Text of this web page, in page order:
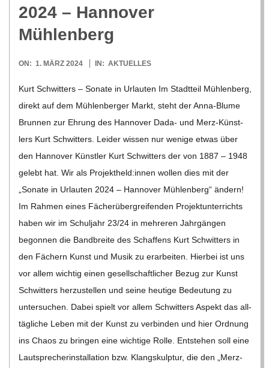
S
C
H
U
L
E
2024 – Han­no­ver
Mühlenberg
2024-
ON: 1. MÄRZ 2024 IN: AKTUELLES
Kurt Schwit­ters – Sonate in Urlau­ten Im Stadt­teil Müh­len­berg,
direkt auf dem Müh­len­ber­ger Markt, steht der Anna-Blume
Brun­nen zur Ehrung des Han­no­ver Dada- und Merz-Küns­t­­
lers Kurt Schwit­ters. Lei­der wis­sen nur wenige etwas über
den Han­no­ver Künst­ler Kurt Schwit­ters der von 1887 – 1948
gelebt hat. Wir als Projektheld:innen wol­len dies mit der
„Sonate in Urlau­ten 2024 – Han­no­ver Müh­len­berg“ ändern!
Im Rah­men eines Fächer­über­grei­fen­den Pro­jekt­un­ter­richts
haben wir im Schul­jahr 23/​​24 in meh­re­ren Jahr­gän­gen
begon­nen die Band­breite des Schaf­fens Kurt Schwit­ters in
den Fächern Kunst und Musik zu erar­bei­ten. Hier­bei ist uns
vor allem wich­tig einen gesell­schaft­li­cher Bezug zur Kunst
Schwit­ters her­zu­stel­len und seine heu­tige Bedeu­tung zu
unter­su­chen. Dabei spielt vor allem Schwit­ters Aspekt das all­
täg­li­che Leben mit der Kunst zu ver­bin­den und hier Ord­nung
ins Chaos zu brin­gen eine wich­tige Rolle. Ent­ste­hen soll eine
Laut­spre­cher­instal­la­tion bzw. Klang­skulp­tur, die den „Merz­